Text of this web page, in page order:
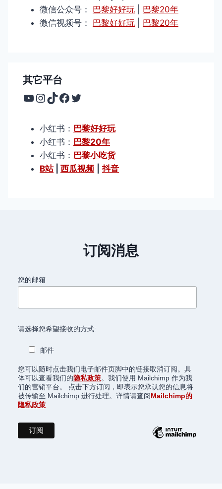
微信公众号： 巴黎好好玩
巴黎20年
微信视频号： 巴黎好好玩 巴黎20年
其它平台
YouTube
Instagram
TikTok
Facebook
Twitter
小红书： 巴黎好好玩
小红书： 巴黎20年
小红书： 巴黎小吃货
B站| 西瓜视频 抖音
订阅消息
您的邮箱
请选择您希望接收的方式:
邮件
您可以随时点击我们电子邮件页脚中的链接取消订阅。具
体可以查看我们的隐私政策。我们使用 Mailchimp 作为我
们的营销平台。 点击下方订阅，即表示您承认您的信息将
被传输至 Mailchimp 进行处理。详情请查阅Mailchimp的
隐私政策